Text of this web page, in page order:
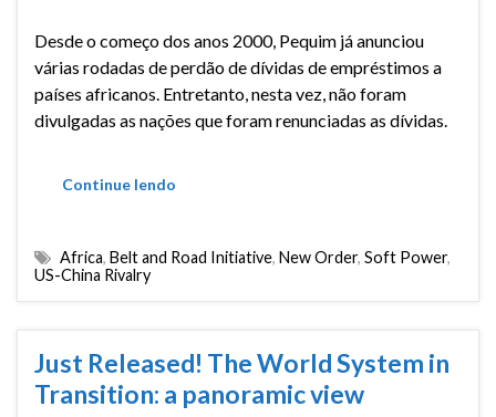
Desde o começo dos anos 2000, Pequim já anunciou
várias rodadas de perdão de dívidas de empréstimos a
países africanos. Entretanto, nesta vez, não foram
divulgadas as nações que foram renunciadas as dívidas.
Continue lendo
Africa, Belt and Road Initiative, New Order, Soft Power,
US-China Rivalry
Just Released! The World System in
Transition: a panoramic view